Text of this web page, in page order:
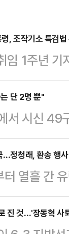
, 조작기소 특검
임 1주년
"최소한 성
번 선거에
대 격전
'라는 평
게 부여하
사실상
단 2명 뿐"
서 시신
서 니제
심한 폭염
드하' 행
로 전해졌
으며 휴대
…정청래, 환송 행
열흘 간
김혜경 여
셀로 출국
진 것…'장동혁 사